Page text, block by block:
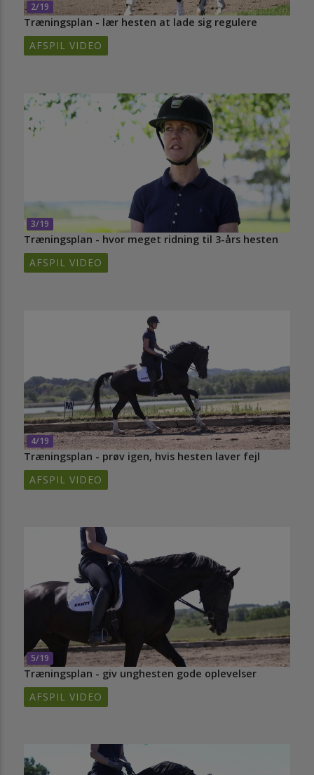
2/19
Træningsplan - lær hesten at lade sig regulere
AFSPIL VIDEO
3/19
Træningsplan - hvor meget ridning til 3-års hesten
AFSPIL VIDEO
4/19
Træningsplan - prøv igen, hvis hesten laver fejl
AFSPIL VIDEO
5/19
Træningsplan - giv unghesten gode oplevelser
AFSPIL VIDEO